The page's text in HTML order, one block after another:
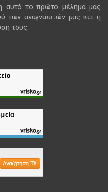
αυτό το πρώτο μέλημά μας
των αναγνωστών μας και η
τους.